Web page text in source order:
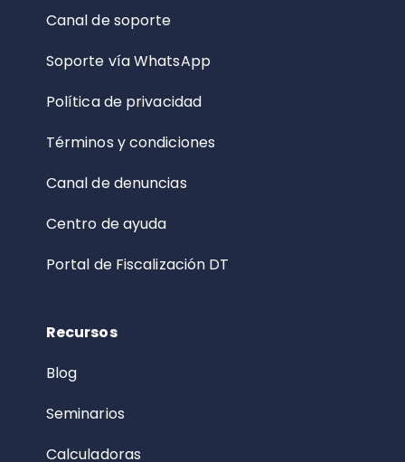
Canal de soporte
Soporte vía WhatsApp
Política de privacidad
Términos y condiciones
Canal de denuncias
Centro de ayuda
Portal de Fiscalización DT
Recursos
Blog
Seminarios
Calculadoras